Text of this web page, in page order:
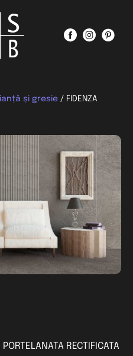
și gresie / FIDENZA
RECTIFICATA